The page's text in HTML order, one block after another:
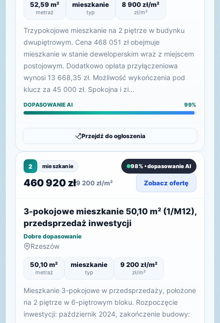
52,59 m²
metraż
mieszkanie
typ
8 900 zł/m²
zł/m²
Trzypokojowe mieszkanie na 2 piętrze w budynku
dwupiętrowym. Cena 468 051 zł obejmuje
mieszkanie w stanie deweloperskim wraz z miejscem
postojowym. Dodatkowo opłata przyłączeniowa
wynosi 13 668,35 zł. Możliwość wykończenia pod
klucz za 45 000 zł. Spokojna i zi…
DOPASOWANIE AI 99%
Przejdź do ogłoszenia
2 mieszkanie 98% • dopasowanie AI
460 920 zł9 200 zł/m² Zobacz ofertę
3-pokojowe mieszkanie 50,10 m² (1/M12),
przedsprzedaż inwestycji
Dobre dopasowanie
Rzeszów
50,10 m²
metraż
mieszkanie
typ
9 200 zł/m²
zł/m²
Mieszkanie 3-pokojowe w przedsprzedaży, położone
na 2 piętrze w 6-piętrowym bloku. Rozpoczęcie
inwestycji: październik 2024, zakończenie budowy: